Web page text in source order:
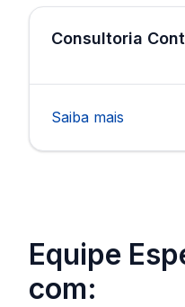
Consultoria
Saiba mais
Equipe
com: